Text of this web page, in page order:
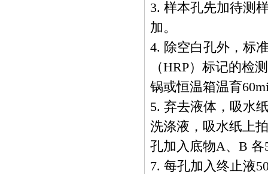
3. 样本孔先加待测
加。
4. 除空白孔外，标
（HRP）标记的检
锅或恒温箱温育
5. 弃去液体，吸水
洗涤液，吸水纸上
孔加入底物A、B
7. 每孔加入终止液